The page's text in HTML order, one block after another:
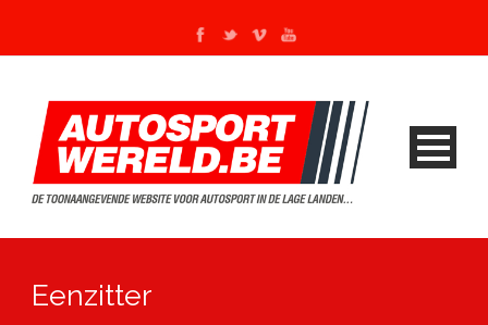
Eenzitter